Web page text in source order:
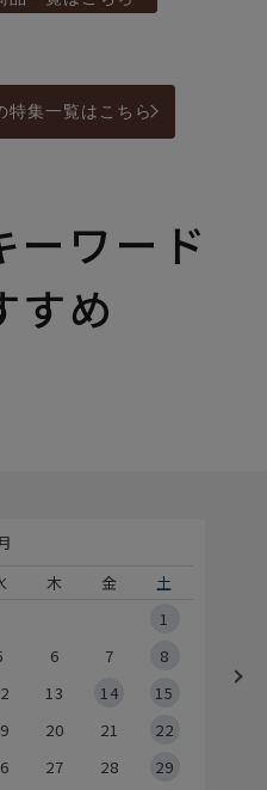
特集一覧はこちら
ーワード
すめ
木 金
土
1
6 7
8
13 14
15
20 21
22
27 28
29